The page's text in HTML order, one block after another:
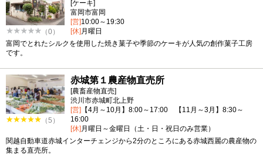
（0）
[ケーキ]
富岡市富岡
[営]10:00～19:30
[休]月曜日
富岡でとれたシルクを使用した焼き菓子や季節のケーキが人気の創作菓子工房
です。
（5）
赤城第１農産物直売所
[農畜産物直売]
渋川市赤城町北上野
[営] 【4月～10月】8:00～17:00 【11月～3月】8:30～
16:00
[休] 月曜日～金曜日（土・日・祝日のみ営業）
関越自動車道赤城インターチェンジから2分のところにある赤城西麗の農産物の
集まる直売所。